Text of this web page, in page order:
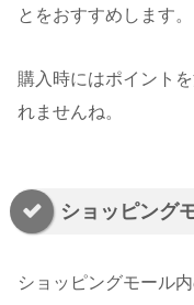
とをおすすめします。
購入時にはポイント
れませんね。
ショッピング
ショッピングモール